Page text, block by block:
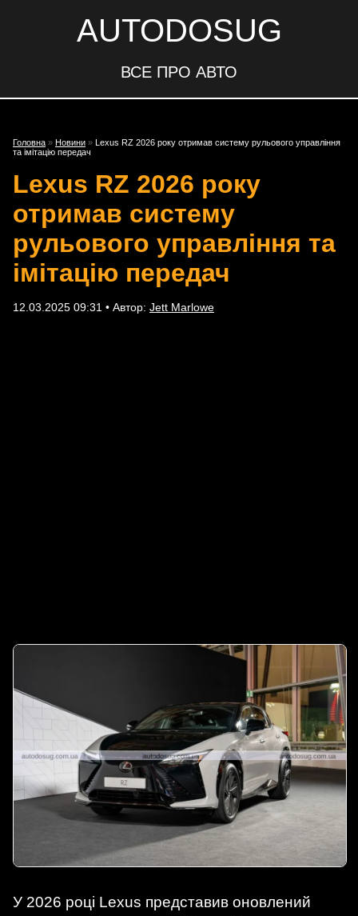
AUTODOSUG
ВСЕ ПРО АВТО
Головна » Новини » Lexus RZ 2026 року отримав систему рульового управління
та імітацію передач
Lexus RZ 2026 року
отримав систему
рульового управління та
імітацію передач
12.03.2025 09:31 • Автор: Jett Marlowe
У 2026 році Lexus представив оновлений